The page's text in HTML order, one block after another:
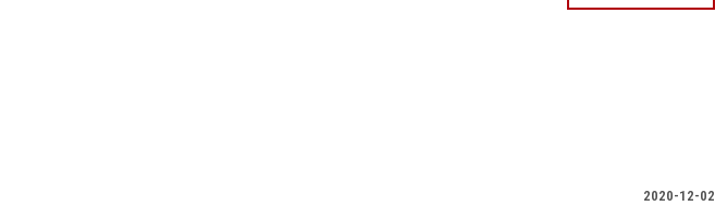
2020-12-02